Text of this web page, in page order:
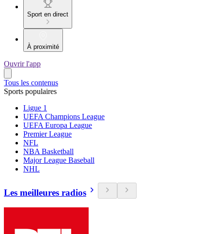
Sport en direct
À proximité
Ouvrir l'app
Tous les contenus
Sports populaires
Ligue 1
UEFA Champions League
UEFA Europa League
Premier League
NFL
NBA Basketball
Major League Baseball
NHL
Les meilleures radios